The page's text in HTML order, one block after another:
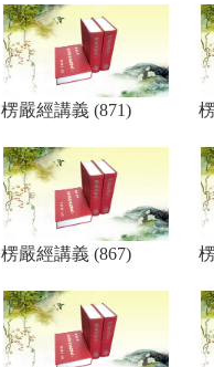
楞嚴經講義 (871)
楞嚴經講義 (867)